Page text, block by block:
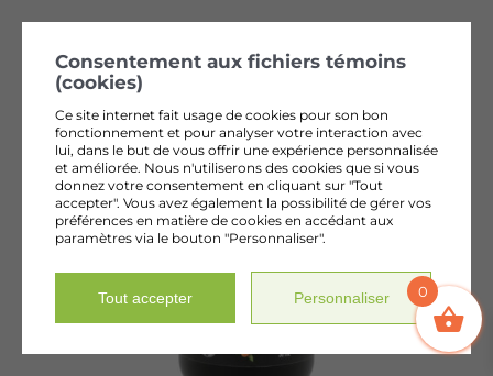
Consentement aux fichiers témoins
(cookies)
Ce site internet fait usage de cookies pour son bon
fonctionnement et pour analyser votre interaction avec
lui, dans le but de vous offrir une expérience personnalisée
et améliorée. Nous n'utiliserons des cookies que si vous
donnez votre consentement en cliquant sur "Tout
accepter". Vous avez également la possibilité de gérer vos
préférences en matière de cookies en accédant aux
paramètres via le bouton "Personnaliser".
Tout accepter Personnaliser 0